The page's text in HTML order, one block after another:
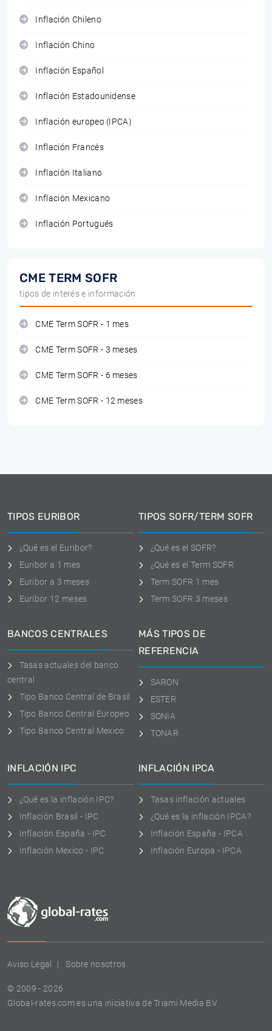
Inflación Chileno
Inflación Chino
Inflación Español
Inflación Estadounidense
Inflación europeo (IPCA)
Inflación Francés
Inflación Italiano
Inflación Mexicano
Inflación Portugués
CME TERM SOFR
tipos de interés e información
CME Term SOFR - 1 mes
CME Term SOFR - 3 meses
CME Term SOFR - 6 meses
CME Term SOFR - 12 meses
Aviso Legal Sobre nosotros
© 2009 - 2026
Global-rates.com es una iniciativa de Triami Media BV
TIPOS EURIBOR
¿Qué es el Euribor?
Euribor a 1 mes
Euribor a 3 meses
Euríbor 12 meses
TIPOS SOFR/TERM SOFR
¿Qué es el SOFR?
¿Qué es el Term SOFR
Term SOFR 1 mes
Term SOFR 3 meses
BANCOS CENTRALES
Tasas actuales del banco
central
Tipo Banco Central de Brasil
Tipo Banco Central Europeo
Tipo Banco Central Mexico
MÁS TIPOS DE
REFERENCIA
SARON
ESTER
SONIA
TONAR
INFLACIÓN IPC
¿Qué es la inflación IPC?
Inflación Brasil - IPC
Inflación España - IPC
Inflación Mexico - IPC
INFLACIÓN IPCA
Tasas inflación actuales
¿Qué es la inflación IPCA?
Inflación España - IPCA
Inflación Europa - IPCA